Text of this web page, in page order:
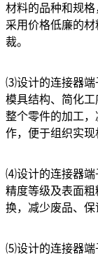
材料的品种和规
采用价格低廉的
裁。
⑶设计的连接器端
模具结构、简化
整个零件的加工
作，便于组织实现
⑷设计的连接器端
精度等级及表面
换，减少废品、保
⑸设计的连接器端